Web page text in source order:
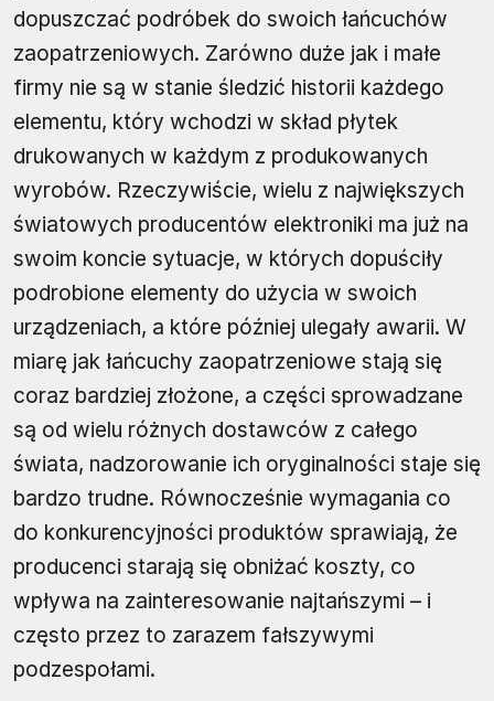
dopuszczać podróbek do swoich łańcuchów
zaopatrzeniowych. Zarówno duże jak i małe
firmy nie są w stanie śledzić historii każdego
elementu, który wchodzi w skład płytek
drukowanych w każdym z produkowanych
wyrobów. Rzeczywiście, wielu z największych
światowych producentów elektroniki ma już na
swoim koncie sytuacje, w których dopuściły
podrobione elementy do użycia w swoich
urządzeniach, a które później ulegały awarii. W
miarę jak łańcuchy zaopatrzeniowe stają się
coraz bardziej złożone, a części sprowadzane
są od wielu różnych dostawców z całego
świata, nadzorowanie ich oryginalności staje się
bardzo trudne. Równocześnie wymagania co
do konkurencyjności produktów sprawiają, że
producenci starają się obniżać koszty, co
wpływa na zainteresowanie najtańszymi – i
często przez to zarazem fałszywymi
podzespołami.